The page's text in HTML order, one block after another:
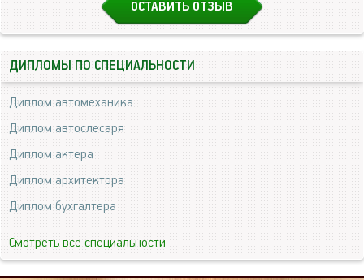
ОСТАВИТЬ ОТЗЫВ
ДИПЛОМЫ ПО СПЕЦИАЛЬНОСТИ
Диплом автомеханика
Диплом автослесаря
Диплом актера
Диплом архитектора
Диплом бухгалтера
Смотреть все специальности